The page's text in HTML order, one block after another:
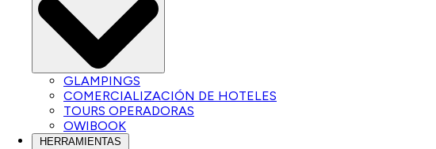
GLAMPINGS
COMERCIALIZACIÓN DE HOTELES
TOURS OPERADORAS
OWIBOOK
HERRAMIENTAS